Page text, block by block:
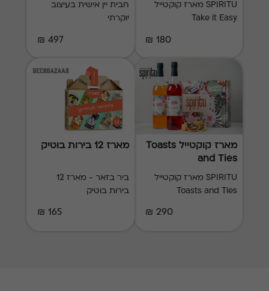
SPIRITU מארז קוקטייל
Take it Easy
180 ₪
חבית יין אישית בעיצוב
יוקרתי
497 ₪
מארז קוקטייל Toasts
and Ties
SPIRITU מארז קוקטייל
Toasts and Ties
290 ₪
מארז 12 בירות בוטיק
ביר בזאר - מארז 12
בירות בוטיק
165 ₪